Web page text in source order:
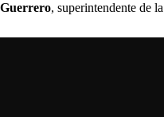
Guerrero, superintendente de